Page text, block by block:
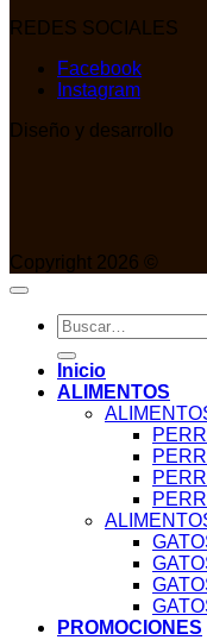
REDES SOCIALES
Facebook
Instagram
Diseño y desarrollo
Copyright 2026 ©
Buscar
por:
Inicio
ALIMENTOS
PROMOCIONES